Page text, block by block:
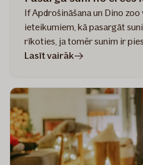
If Apdrošināšana un Dino
ieteikumiem, kā pasargāt
rīkoties, ja tomēr sunim ir
Lasīt vairākrakstā
ērces
koduma!